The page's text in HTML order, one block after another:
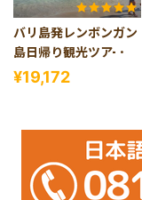
バリ島発レンボンガン
島日帰り観光ツアー
¥19,172